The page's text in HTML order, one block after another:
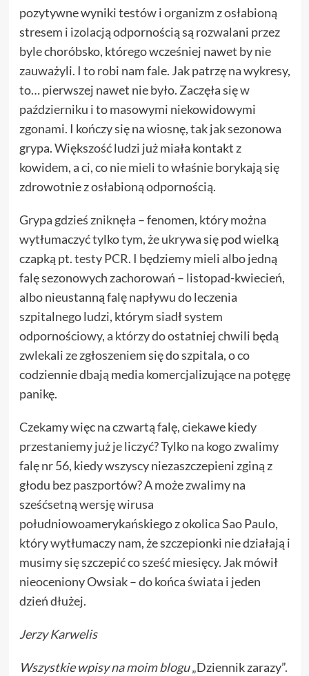
pozytywne wyniki testów i organizm z osłabioną
stresem i izolacją odpornością są rozwalani przez
byle choróbsko, którego wcześniej nawet by nie
zauważyli. I to robi nam fale. Jak patrzę na wykresy,
to… pierwszej nawet nie było. Zaczęła się w
październiku i to masowymi niekowidowymi
zgonami. I kończy się na wiosnę, tak jak sezonowa
grypa. Większość ludzi już miała kontakt z
kowidem, a ci, co nie mieli to właśnie borykają się
zdrowotnie z osłabioną odpornością.
Grypa gdzieś zniknęła – fenomen, który można
wytłumaczyć tylko tym, że ukrywa się pod wielką
czapką pt.testy PCR. I będziemy mieli albo jedną
falę sezonowych zachorowań – listopad-kwiecień,
albo nieustanną falę napływu do leczenia
szpitalnego ludzi, którym siadł system
odpornościowy, a którzy do ostatniej chwili będą
zwlekali ze zgłoszeniem się do szpitala, o co
codziennie dbają media komercjalizujące na potęgę
panikę.
Czekamy więc na czwartą falę, ciekawe kiedy
przestaniemy już je liczyć? Tylko na kogo zwalimy
falę nr 56, kiedy wszyscy niezaszczepieni zginą z
głodu bez paszportów? A może zwalimy na
sześćsetną wersję wirusa
południowoamerykańskiego z okolica Sao Paulo,
który wytłumaczy nam, że szczepionki nie działają i
musimy się szczepić co sześć miesięcy. Jak mówił
nieoceniony Owsiak – do końca świata i jeden
dzień dłużej.
Jerzy Karwelis
Wszystkie wpisyna moim blogu„Dziennik zarazy”.